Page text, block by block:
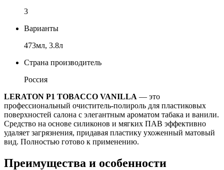
3
Варианты
473мл, 3.8л
Страна производитель
Россия
LERATON P1 TOBACCO VANILLA — это
профессиональный очиститель-полироль для пластиковых
поверхностей салона с элегантным ароматом табака и ванили.
Средство на основе силиконов и мягких ПАВ эффективно
удаляет загрязнения, придавая пластику ухоженный матовый
вид. Полностью готово к применению.
Преимущества и особенности